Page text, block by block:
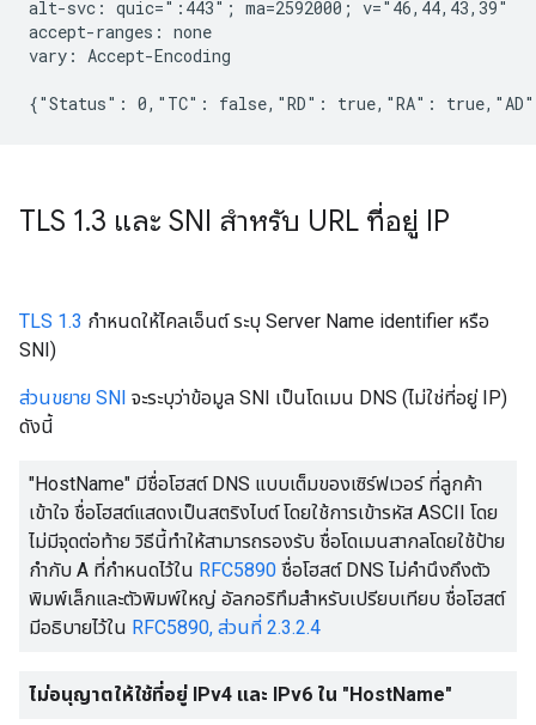
alt-svc: quic=":443"; ma=2592000; v="46,44,43,39"
accept-ranges: none
vary: Accept-Encoding
TLS 1.3 และ SNI สำหรับ URL ที่อยู่ IP
TLS 1.3 กำหนดให้ไคลเอ็นต์ ระบุ Server Name identifier หรือ
SNI)
ส่วนขยาย SNI จะระบุว่าข้อมูล SNI เป็นโดเมน DNS (ไม่ใช่ที่อยู่ IP)
ดังนี้
"HostName" มีชื่อโฮสต์ DNS แบบเต็มของเซิร์ฟเวอร์ ที่ลูกค้า
เข้าใจ ชื่อโฮสต์แสดงเป็นสตริงไบต์ โดยใช้การเข้ารหัส ASCII โดย
ไม่มีจุดต่อท้าย วิธีนี้ทำให้สามารถรองรับ ชื่อโดเมนสากลโดยใช้ป้าย
กำกับ A ที่กำหนดไว้ใน RFC5890 ชื่อโฮสต์ DNS ไม่คำนึงถึงตัว
พิมพ์เล็กและตัวพิมพ์ใหญ่ อัลกอริทึมสําหรับเปรียบเทียบ ชื่อโฮสต์
มีอธิบายไว้ใน RFC5890, ส่วนที่ 2.3.2.4
ไม่อนุญาตให้ใช้ที่อยู่ IPv4 และ IPv6 ใน "HostName"